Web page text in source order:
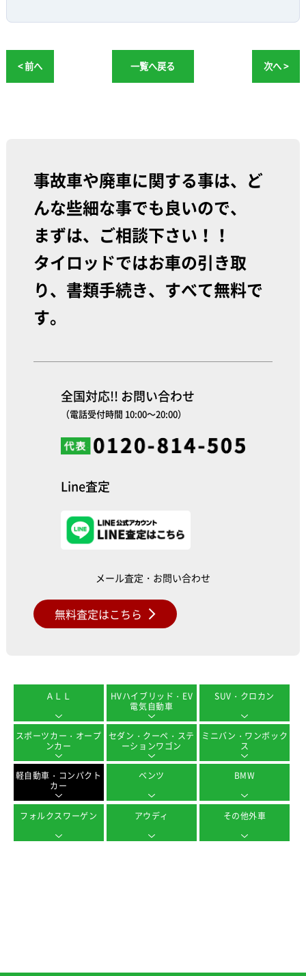
< 前へ 一覧へ戻る 次へ >
事故車や廃車に関する事は、ど
んな些細な事でも良いので、
まずは、ご相談下さい！！
タイロッドではお車の引き取
り、書類手続き、すべて無料で
す。
全国対応!! お問い合わせ
（電話受付時間 10:00～20:00）
Line査定
メール査定・お問い合わせ
無料査定はこちら
ＡＬＬ
HVハイブリッド・EV
電気自動車
SUV・クロカン
スポーツカー・オープ
ンカー
セダン・クーペ・ステ
ーションワゴン
ミニバン・ワンボック
ス
軽自動車・コンパクト
カー
ベンツ BMW
フォルクスワーゲン アウディ その他外車